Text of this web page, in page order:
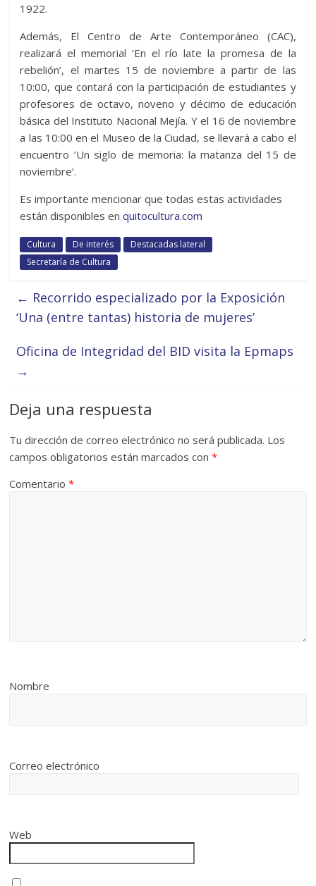
1922.
Además, El Centro de Arte Contemporáneo (CAC),
realizará el memorial ‘En el río late la promesa de la
rebelión’, el martes 15 de noviembre a partir de las
10:00, que contará con la participación de estudiantes y
profesores de octavo, noveno y décimo de educación
básica del Instituto Nacional Mejía. Y el 16 de noviembre
a las 10:00 en el Museo de la Ciudad, se llevará a cabo el
encuentro ‘Un siglo de memoria: la matanza del 15 de
noviembre’.
Es importante mencionar que todas estas actividades
están disponibles enquitocultura.com
Cultura De interés
Destacadas lateral
Secretaría de Cultura
← Recorrido especializado por la Exposición
‘Una (entre tantas) historia de mujeres’
Oficina de Integridad del BID visita la Epmaps
→
Deja una respuesta
Tu dirección de correo electrónico no será publicada. Los
campos obligatorios están marcados con*
Comentario*
Nombre
Correo electrónico
Web